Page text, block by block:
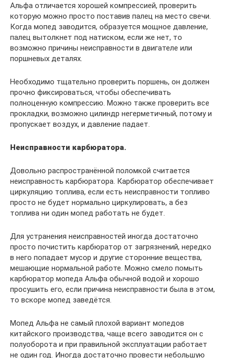
Альфа отличается хорошей компрессией, проверить
которую можно просто поставив палец на место свечи.
Когда мопед заводится, образуется мощное давление,
палец вытолкнет под натиском, если же нет, то
возможно причины неисправности в двигателе или
поршневых деталях.
Необходимо тщательно проверить поршень, он должен
прочно фиксироваться, чтобы обеспечивать
полноценную компрессию. Можно также проверить все
прокладки, возможно цилиндр негерметичный, потому и
пропускает воздух, и давление падает.
Неисправности карбюратора.
Довольно распространённой поломкой считается
неисправность карбюратора. Карбюратор обеспечивает
циркуляцию топлива, если есть неисправности топливо
просто не будет нормально циркулировать, а без
топлива ни один мопед работать не будет.
Для устранения неисправностей иногда достаточно
просто почистить карбюратор от загрязнений, нередко
в него попадает мусор и другие сторонние вещества,
мешающие нормальной работе. Можно смело помыть
карбюратор мопеда Альфа обычной водой и хорошо
просушить его, если причина неисправности была в этом,
то вскоре мопед заведётся.
Мопед Альфа не самый плохой вариант мопедов
китайского производства, чаще всего заводится он с
полуоборота и при правильной эксплуатации работает
не один год. Иногда достаточно провести небольшую